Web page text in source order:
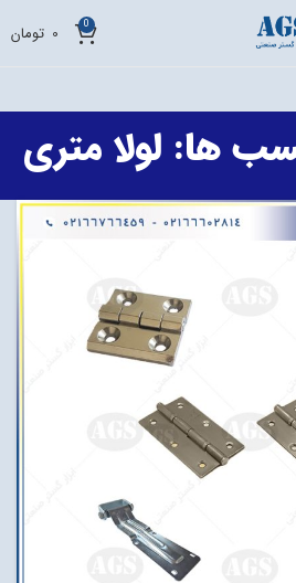
0
0 تومان
ها: لولا متری